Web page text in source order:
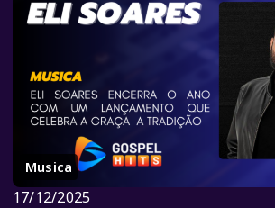
Musica
17/12/2025